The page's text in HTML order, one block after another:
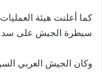
كما أعلنت هيئة
سيطرة الجيش على سد
وكان الجيش العربي